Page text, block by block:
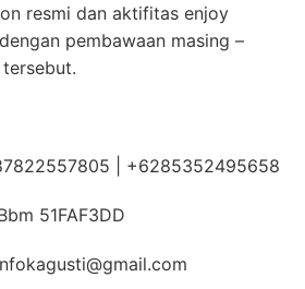
resmi dan aktifitas enjoy
pembawaan masing –
| +6285352495658
51FAF3DD